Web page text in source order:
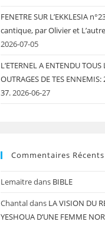
FENETRE SUR L’EKKLESIA
cantique, par Olivier et
2026-07-05
L’ETERNEL A ENTENDU TOUS
OUTRAGES DE TES
37.2026-06-27
Commentaires Récents
Lemaitredans BIBLE
Chantaldans LA VISION DU
YESHOUA D’UNE FEMME